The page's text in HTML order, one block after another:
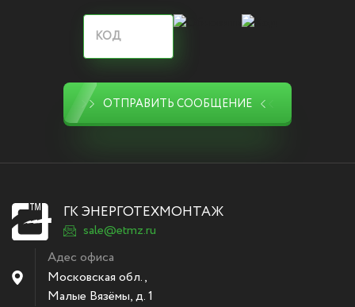
ОТПРАВИТЬ СООБЩЕНИЕ
ГК ЭНЕРГОТЕХМОНТАЖ
sale@etmz.ru
Адес офиса
Московская обл.,
Малые Вязёмы,д. 1